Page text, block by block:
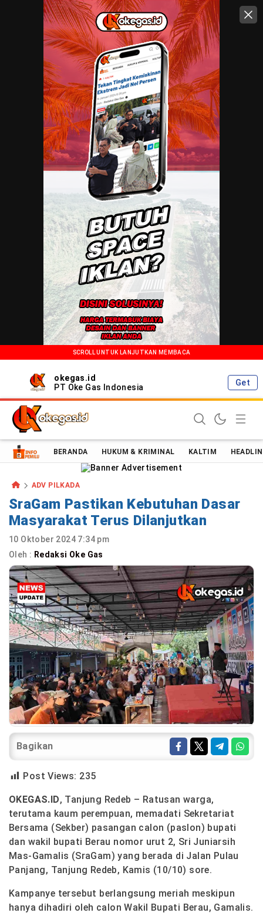
SCROLL UNTUK LANJUTKAN MEMBACA
okegas.id
PT Oke Gas Indonesia
Get
Oke Gas Indonesia | Energi Positif Informasi Terkini!
BERANDA HUKUM & KRIMINAL KALTIM
ADV PILKADA
SraGam Pastikan Kebutuhan Dasar
Masyarakat Terus Dilanjutkan
10 Oktober 2024 7:34 pm
Oleh : Redaksi Oke Gas
Bagikan
Post Views: 235
OKEGAS.ID, Tanjung Redeb – Ratusan warga,
terutama kaum perempuan, memadati Sekretariat
Bersama (Sekber) pasangan calon (paslon) bupati
dan wakil bupati Berau nomor urut 2, Sri Juniarsih
Mas-Gamalis (SraGam) yang berada di Jalan Pulau
Panjang, Tanjung Redeb, Kamis (10/10) sore.
Kampanye tersebut berlangsung meriah meskipun
hanya dihadiri oleh calon Wakil Bupati Berau, Gamalis.